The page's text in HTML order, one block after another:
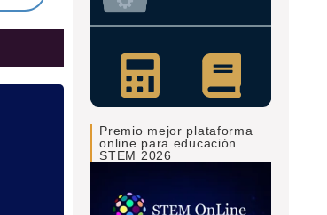
Premio mejor plataforma
online para educación
STEM 2026